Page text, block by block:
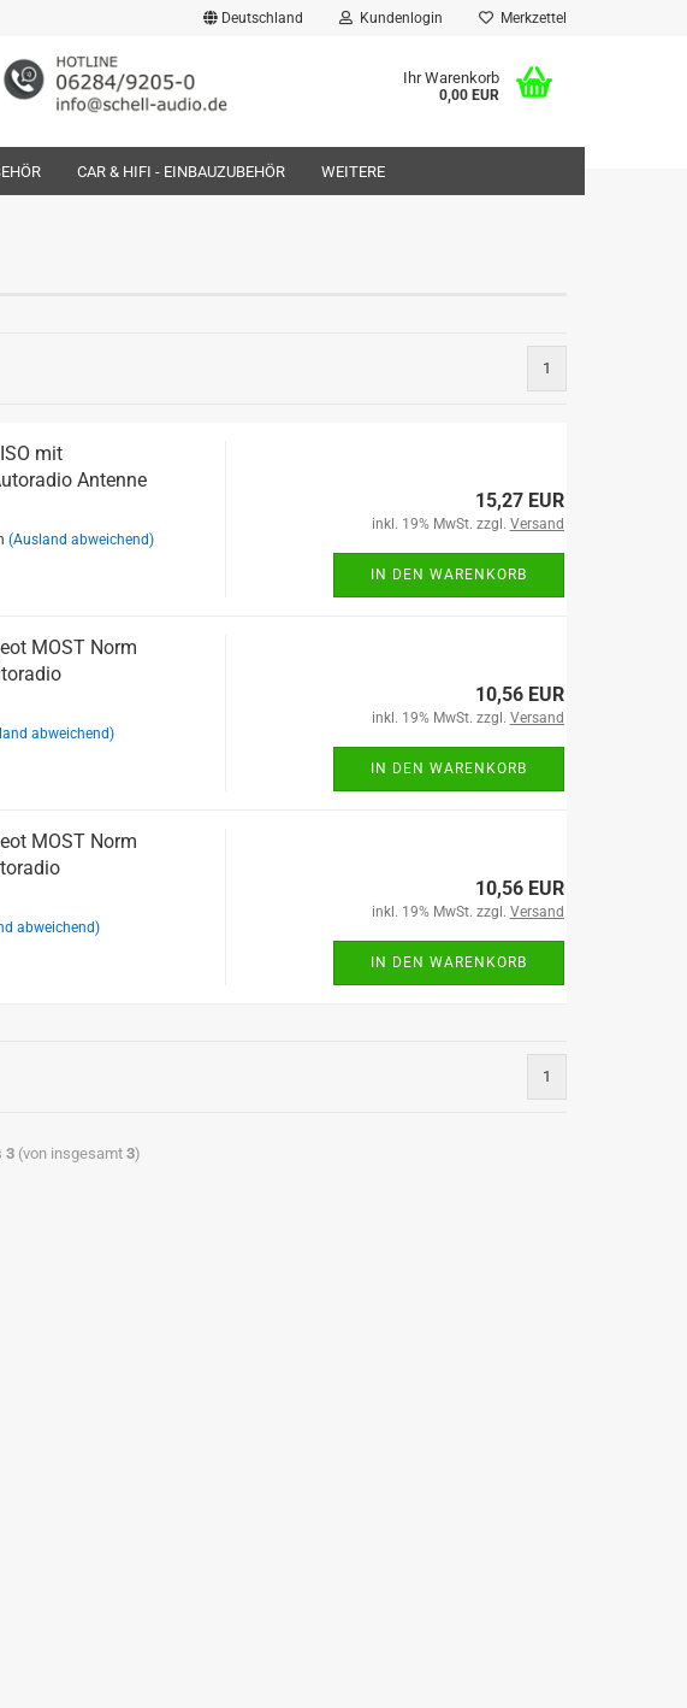
Deutschland Kundenlogin Merkzettel
Ihr Warenkorb
0,00 EUR
CAR & HIFI - EINBAUZUBEHÖR WEITERE
1
mit
Antenne
(Ausland abweichend)
15,27 EUR
inkl. 19% MwSt. zzgl. Versand
IN DEN WARENKORB
MOST Norm
abweichend)
10,56 EUR
inkl. 19% MwSt. zzgl. Versand
IN DEN WARENKORB
MOST Norm
abweichend)
10,56 EUR
inkl. 19% MwSt. zzgl. Versand
IN DEN WARENKORB
1
3(von insgesamt 3)